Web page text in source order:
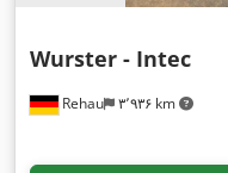
Rehau ۳٬۹۳۶ km
Wurster - Intec